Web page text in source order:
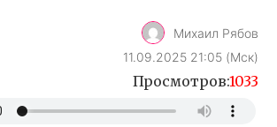
Михаил Рябов
11.09.2025 21:05 (Мск)
Просмотров:1033